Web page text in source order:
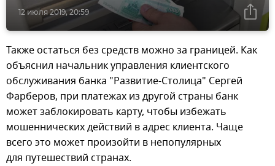
12 июля 2019, 20:59
Также остаться без средств можно за границей. Как
объяснил начальник управления клиентского
обслуживания банка "Развитие-Столица" Сергей
Фарберов, при платежах из другой страны банк
может заблокировать карту, чтобы избежать
мошеннических действий в адрес клиента. Чаще
всего это может произойти в непопулярных
для путешествий странах.